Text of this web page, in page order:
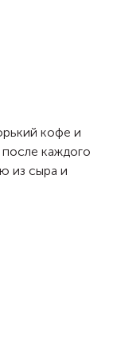
кофе и
после каждого
из сыра и